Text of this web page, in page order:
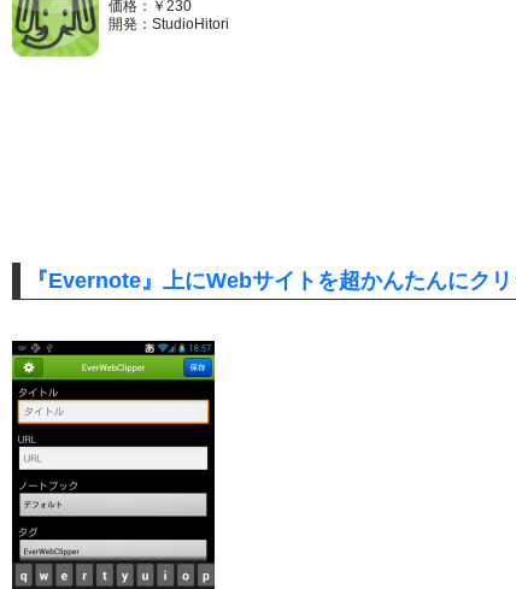
価格：￥230
開発：StudioHitori
『Evernote』上にWebサイトを超かんたんにクリ